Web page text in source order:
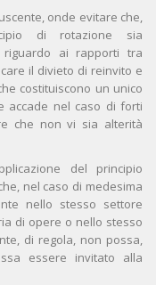
onde evitare che,
di rotazione sia
riguardo ai rapporti tra
il divieto di reinvito e
costituiscono un unico
accade nel caso di forti
che non vi sia alterità
del principio
nel caso di medesima
nello stesso settore
di opere o nello stesso
di regola, non possa,
essere invitato alla